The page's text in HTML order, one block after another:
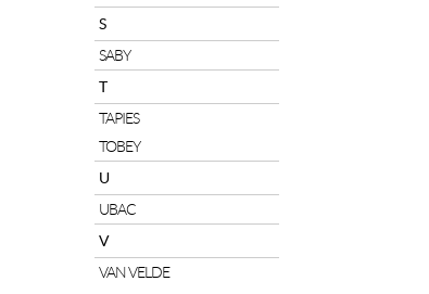
S
SABY
T
TAPIES
TOBEY
U
UBAC
V
VAN VELDE